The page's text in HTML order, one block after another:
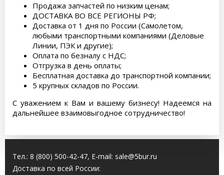
Продажа запчастей по низким ценам;
ДОСТАВКА ВО ВСЕ РЕГИОНЫ РФ;
Доставка от 1 дня по России (Самолетом,
любыми транспортными компаниями (Деловые
Линии, ПЭК и другие);
Оплата по безналу с НДС;
Отгрузка в день оплаты;
Бесплатная доставка до транспортной компании;
5 крупных складов по России.
С уважением к Вам и вашему бизнесу! Надеемся на
дальнейшее взаимовыгодное сотрудничество!
Тел.: 8 (800) 500-42-47, E-mail: sale@5bur.ru
Доставка по всей России: